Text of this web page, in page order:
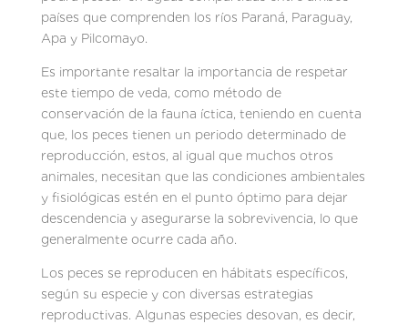
países que comprenden los ríos Paraná, Paraguay,
Apa y Pilcomayo.
Es importante resaltar la importancia de respetar
este tiempo de veda, como método de
conservación de la fauna íctica, teniendo en cuenta
que, los peces tienen un periodo determinado de
reproducción, estos, al igual que muchos otros
animales, necesitan que las condiciones ambientales
y fisiológicas estén en el punto óptimo para dejar
descendencia y asegurarse la sobrevivencia, lo que
generalmente ocurre cada año.
Los peces se reproducen en hábitats específicos,
según su especie y con diversas estrategias
reproductivas. Algunas especies desovan, es decir,